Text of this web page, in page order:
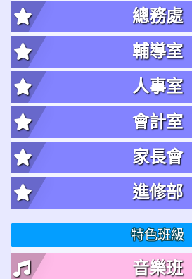
總務處
輔導室
人事室
會計室
家長會
進修部
特色班級
音樂班